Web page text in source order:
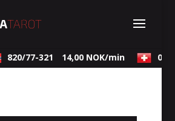
820/77-321 14,00 NOK/min